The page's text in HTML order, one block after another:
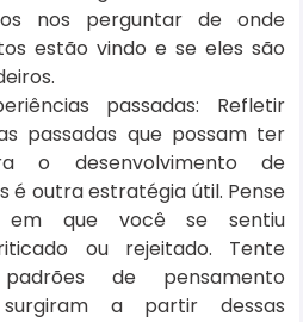
nos perguntar de onde
estão vindo e se eles são
passadas: Refletir
passadas que possam ter
o desenvolvimento de
é outra estratégia útil. Pense
em que você se sentiu
ou rejeitado. Tente
de pensamento
a partir dessas